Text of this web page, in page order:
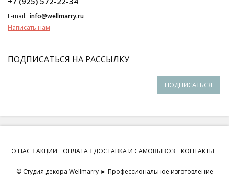
E-mail: info@wellmarry.ru
Написать нам
ПОДПИСАТЬСЯ НА РАССЫЛКУ
ПОДПИСАТЬСЯ
О НАС АКЦИИ ОПЛАТА ДОСТАВКА И САМОВЫВОЗ КОНТАКТЫ
© Студия декора Wellmarry ► Профессиональное изготовление